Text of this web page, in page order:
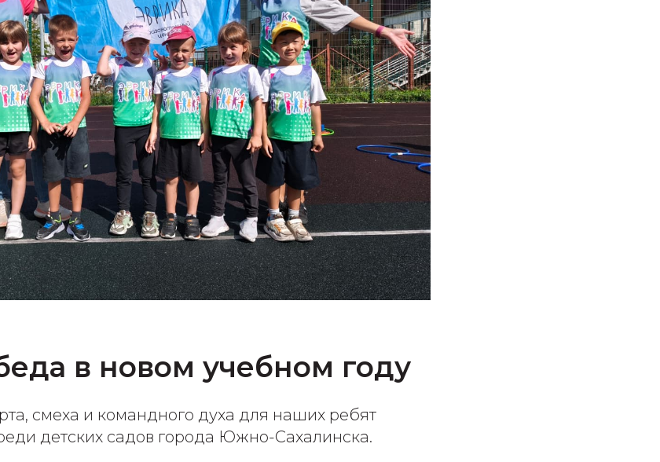
в новом учебном году
смеха и командного духа для наших ребят
детских садов города Южно-Сахалинска.